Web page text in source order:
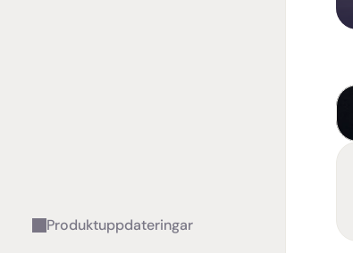
Produktuppdateringar